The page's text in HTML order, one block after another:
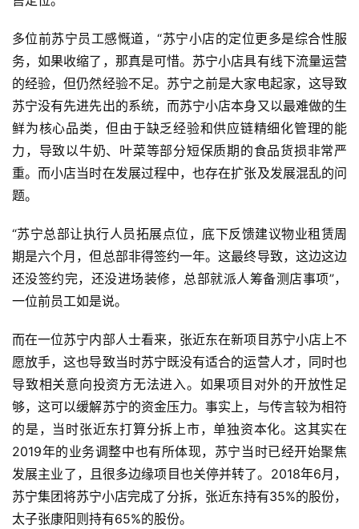
多位前苏宁员工感慨道，“苏宁小店的定位更多是综合性服
务，如果收缩了，那真是可惜。苏宁小店具有线下流量运营
的经验，但仍然经验不足。苏宁之前是大家电起家，这导致
苏宁没有先进先出的系统，而苏宁小店本身又以最难做的生
鲜为核心品类，但由于缺乏经验和供应链精细化管理的能
力，导致以牛奶、叶菜等部分短保质期的食品货损非常严
重。而小店当时在发展过程中，也存在扩张及发展混乱的问
题。
“苏宁总部让执行人员拓展点位，底下反馈建议物业租赁周
期是六个月，但总部非得签约一年。这最终导致，这边这边
还没签约完，还没进场装修，总部就派人筹备测店事项”，
一位前员工如是说。
而在一位苏宁内部人士看来，张近东在新项目苏宁小店上不
愿放手，这也导致当时苏宁既没有适合的运营人才，同时也
导致相关意向投资方无法进入。如果项目对外的开放性足
够，这可以缓解苏宁的资金压力。事实上，与传言较为相符
的是，当时张近东打算分拆上市，单独资本化。这其实在
2019年的业务调整中也有所体现，苏宁当时已经开始聚焦
发展主业了，且很多边缘项目也关停并转了。2018年6月，
苏宁集团将苏宁小店完成了分拆，张近东持有35%的股份，
太子张康阳则持有65%的股份。